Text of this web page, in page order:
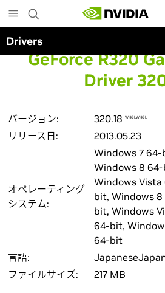
to
main
content
Drivers
GeForce R320
Driver
バージョン: 320.18 WHQLWHQL
リリース日: 2013.05.23
オペレーティング
システム:
Windows 7 64-
Windows 8
Windows Vista
bit, Windows 8
bit, Windows
64-bit,
64-bit
言語:
ファイルサイズ:
217 MB